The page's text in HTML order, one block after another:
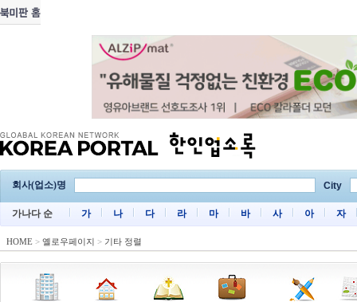
회사(업소)명 City
가나다 순 가 나 다 라 마 바 사 아 자
HOME > 옐로우페이지 > 기타 정렬